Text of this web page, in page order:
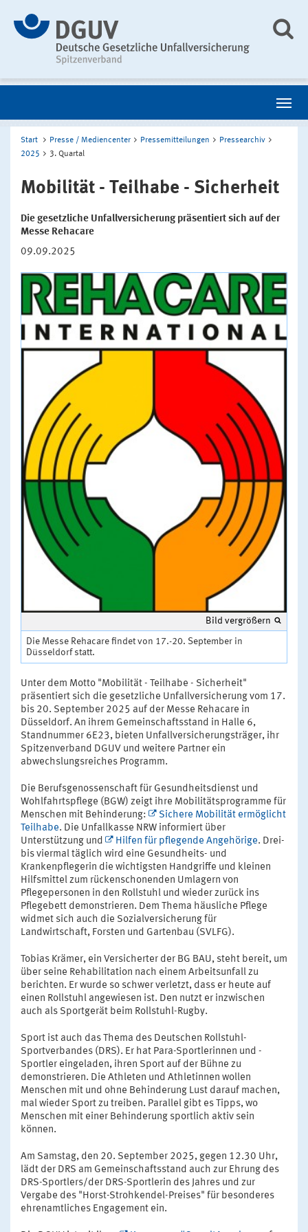
Start Presse / Mediencenter Pressemitteilungen
Pressearchiv
2025
3. Quartal
Mobilität - Teilhabe - Sicherheit
Die gesetzliche Unfallversicherung präsentiert sich auf der
Messe Rehacare
09.09.2025
Bild vergrößern
Die Messe Rehacare findet von 17.-20. September in
Düsseldorf statt.
Unter dem Motto "Mobilität - Teilhabe - Sicherheit"
präsentiert sich die gesetzliche Unfallversicherung vom 17.
bis 20. September 2025 auf der Messe Rehacare in
Düsseldorf. An ihrem Gemeinschaftsstand in Halle 6,
Standnummer 6E23, bieten Unfallversicherungsträger, ihr
Spitzenverband DGUV und weitere Partner ein
abwechslungsreiches Programm.
Die Berufsgenossenschaft für Gesundheitsdienst und
Wohlfahrtspflege (BGW) zeigt ihre Mobilitätsprogramme für
Menschen mit Behinderung:
Sichere Mobilität ermöglicht
Teilhabe. Die Unfallkasse NRW informiert über
Unterstützung und
Hilfen für pflegende Angehörige. Drei-
bis viermal täglich wird eine Gesundheits- und
Krankenpflegerin die wichtigsten Handgriffe und kleinen
Hilfsmittel zum rückenschonenden Umlagern von
Pflegepersonen in den Rollstuhl und wieder zurück ins
Pflegebett demonstrieren. Dem Thema häusliche Pflege
widmet sich auch die Sozialversicherung für
Landwirtschaft, Forsten und Gartenbau (SVLFG).
Tobias Krämer, ein Versicherter der BG BAU, steht bereit, um
über seine Rehabilitation nach einem Arbeitsunfall zu
berichten. Er wurde so schwer verletzt, dass er heute auf
einen Rollstuhl angewiesen ist. Den nutzt er inzwischen
auch als Sportgerät beim Rollstuhl-Rugby.
Sport ist auch das Thema des Deutschen Rollstuhl-
Sportverbandes (DRS). Er hat Para-Sportlerinnen und -
Sportler eingeladen, ihren Sport auf der Bühne zu
demonstrieren. Die Athleten und Athletinnen wollen
Menschen mit und ohne Behinderung Lust darauf machen,
mal wieder Sport zu treiben. Parallel gibt es Tipps, wo
Menschen mit einer Behinderung sportlich aktiv sein
können.
Am Samstag, den 20. September 2025, gegen 12.30 Uhr,
lädt der DRS am Gemeinschaftsstand auch zur Ehrung des
DRS-Sportlers/der DRS-Sportlerin des Jahres und zur
Vergabe des "Horst-Strohkendel-Preises" für besonderes
ehrenamtliches Engagement ein.